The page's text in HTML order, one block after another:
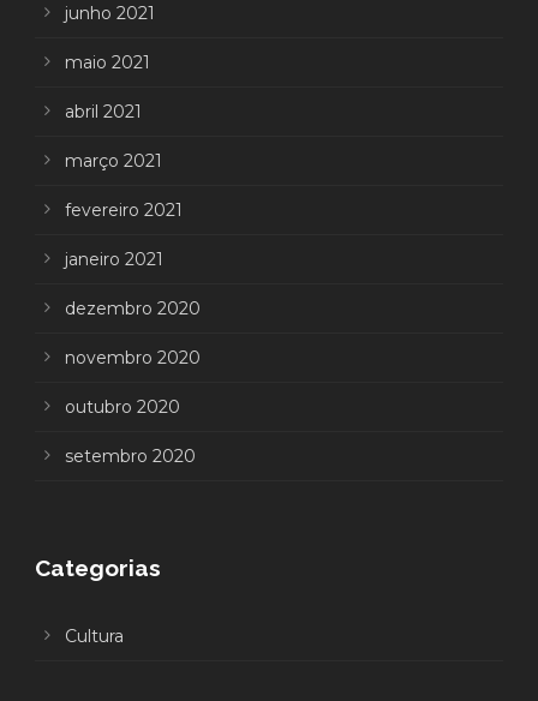
junho 2021
maio 2021
abril 2021
março 2021
fevereiro 2021
janeiro 2021
dezembro 2020
novembro 2020
outubro 2020
setembro 2020
Categorias
Cultura